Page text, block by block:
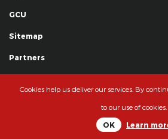
GCU
Sitemap
Partners
© La Grande Famille des Clowns - 2018
Cookies help us deliver our services. By
to our use of cookies.
OK Learn